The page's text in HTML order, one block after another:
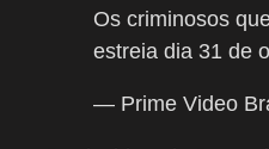
Os criminosos
estreia dia 31 de
— Prime Video